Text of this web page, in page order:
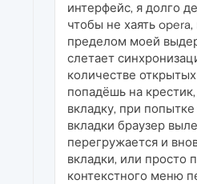
интерфейс, я долго
чтобы не хаять
пределом моей
слетает
количестве
попадёшь на
вкладку, при
вкладки браузер
перегружается и
вкладки, или просто
контекстного меню